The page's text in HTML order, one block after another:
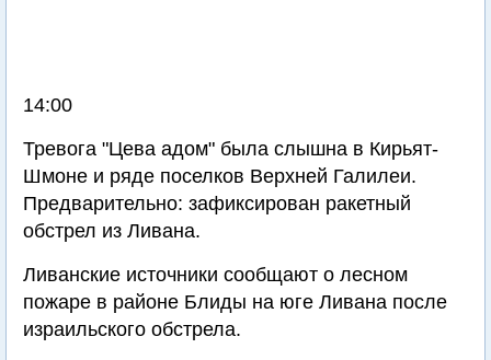
14:00
Тревога "Цева адом" была слышна в Кирьят-
Шмоне и ряде поселков Верхней Галилеи.
Предварительно: зафиксирован ракетный
обстрел из Ливана.
Ливанские источники сообщают о лесном
пожаре в районе Блиды на юге Ливана после
израильского обстрела.